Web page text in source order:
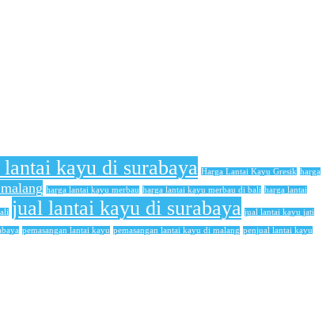
lantai kayu di surabaya Harga Lantai Kayu Gresik harga
harga lantai kayu merbau harga lantai kayu merbau di bali harga lantai
jual lantai kayu di surabaya jual lantai kayu jati
pemasangan lantai kayu pemasangan lantai kayu di malang penjual lantai kayu